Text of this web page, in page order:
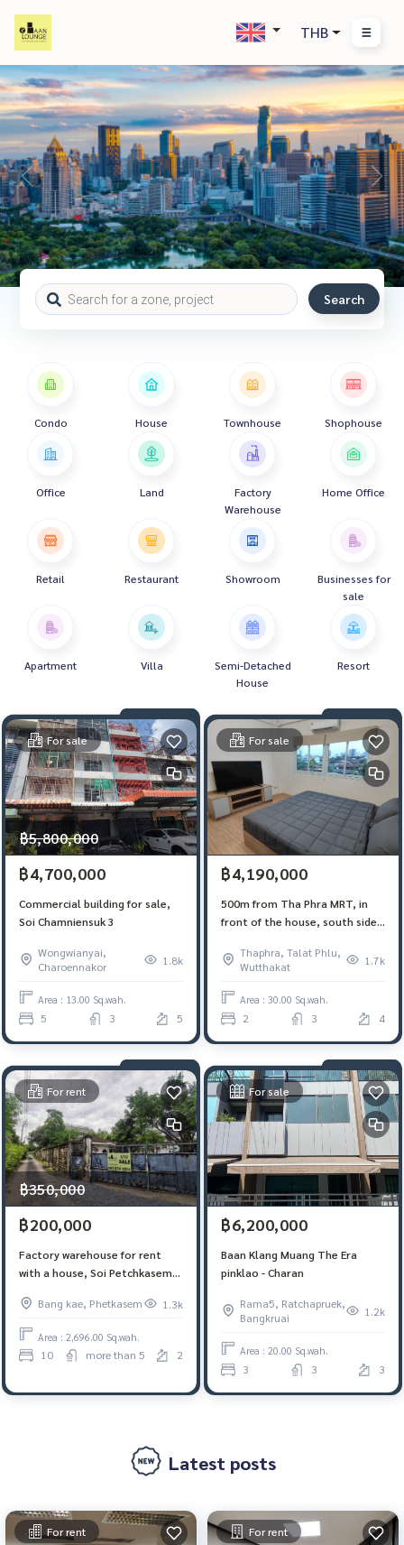
THB
Search
Condo House Townhouse Shophouse
Office Land
Factory
Warehouse
Home Office
Retail Restaurant Showroom
Businesses for
sale
Apartment Villa
Semi-Detached
House
Resort
For sale
฿5,800,000
฿4,700,000
Commercial building for sale,
Soi Chamniensuk 3
Wongwianyai,
Charoennakor
1.8k
Area : 13.00 Sq.wah.
5 3 5
For sale
฿4,190,000
500m from Tha Phra MRT, in
front of the house, south side.
shophouses, Soi Wat Tha Phra,
Charansanitwong 4
Thaphra, Talat Phlu,
Wutthakat
1.7k
Area : 30.00 Sq.wah.
2 3 4
For rent
฿350,000
฿200,000
Factory warehouse for rent
with a house, Soi Petchkasem
Bang kae, Phetkasem
1.3k
Area : 2,696.00 Sq.wah.
10 more than 5 2
For sale
฿6,200,000
Baan Klang Muang The Era
pinklao - Charan
Rama5, Ratchapruek,
Bangkruai
1.2k
Area : 20.00 Sq.wah.
3 3 3
Latest posts
For rent For rent